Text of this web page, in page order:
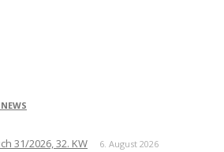
31/2026, 32. KW 6. August 2026